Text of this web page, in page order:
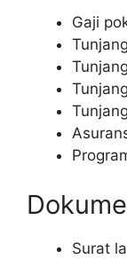
Gaji
Surat